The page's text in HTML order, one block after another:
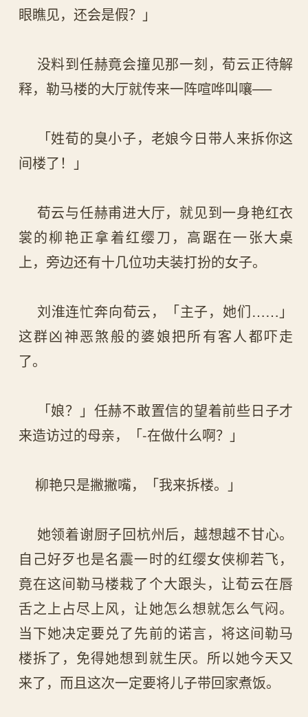
眼瞧见，还会是假？」
没料到任赫竟会撞见那一刻，荀云正待解
释，勒马楼的大厅就传来一阵喧哗叫嚷──
「姓荀的臭小子，老娘今日带人来拆你这
间楼了！」
荀云与任赫甫进大厅，就见到一身艳红衣
裳的柳艳正拿着红缨刀，高踞在一张大桌
上，旁边还有十几位功夫装打扮的女子。
刘淮连忙奔向荀云，「主子，她们……」
这群凶神恶煞般的婆娘把所有客人都吓走
了。
「娘？」任赫不敢置信的望着前些日子才
来造访过的母亲，「-在做什么啊？」
柳艳只是撇撇嘴，「我来拆楼。」
她领着谢厨子回杭州后，越想越不甘心。
自己好歹也是名震一时的红缨女侠柳若飞，
竟在这间勒马楼栽了个大跟头，让荀云在唇
舌之上占尽上风，让她怎么想就怎么气闷。
当下她决定要兑了先前的诺言，将这间勒马
楼拆了，免得她想到就生厌。所以她今天又
来了，而且这次一定要将儿子带回家煮饭。